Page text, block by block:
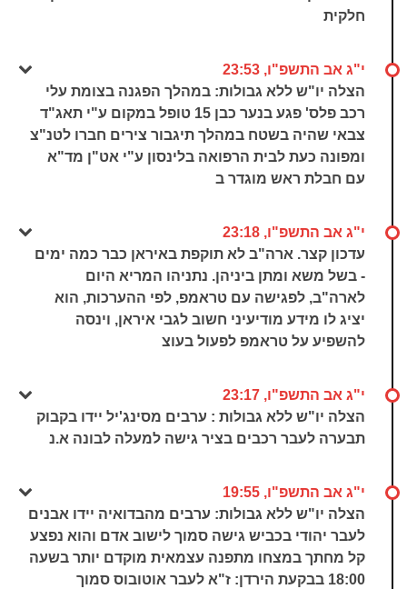
חלקית
י"ג אב התשפ"ו, 23:53
הצלה יו"ש ללא גבולות: במהלך הפגנה בצומת עלי
רכב פלס' פגע בנער כבן 15 טופל במקום ע"י תאג"ד
צבאי שהיה בשטח במהלך תיגבור צירים חברו לטנ"צ
ומפונה כעת לבית הרפואה בלינסון ע"י אט"ן מד"א
עם חבלת ראש מוגדר ב
י"ג אב התשפ"ו, 23:18
עדכון קצר. ארה"ב לא תוקפת באיראן כבר כמה ימים
- בשל משא ומתן ביניהן. נתניהו המריא היום
לארה"ב, לפגישה עם טראמפ, לפי ההערכות, הוא
יציג לו מידע מודיעיני חשוב לגבי איראן, וינסה
להשפיע על טראמפ לפעול בעוצ
י"ג אב התשפ"ו, 23:17
הצלה יו"ש ללא גבולות : ערבים מסינג'יל יידו בקבוק
תבערה לעבר רכבים בציר גישה למעלה לבונה א.נ
י"ג אב התשפ"ו, 19:55
הצלה יו"ש ללא גבולות: ערבים מהבדואיה יידו אבנים
לעבר יהודי בכביש גישה סמוך לישוב אדם והוא נפצע
קל מחתך במצחו מתפנה עצמאית מוקדם יותר בשעה
18:00 בבקעת הירדן: ז"א לעבר אוטובוס סמוך